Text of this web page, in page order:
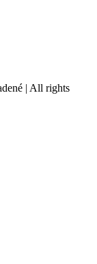
| All rights